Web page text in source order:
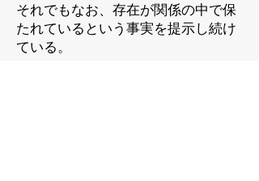
それでもなお、存在が関係の中で保
たれているという事実を提示し続け
ている。